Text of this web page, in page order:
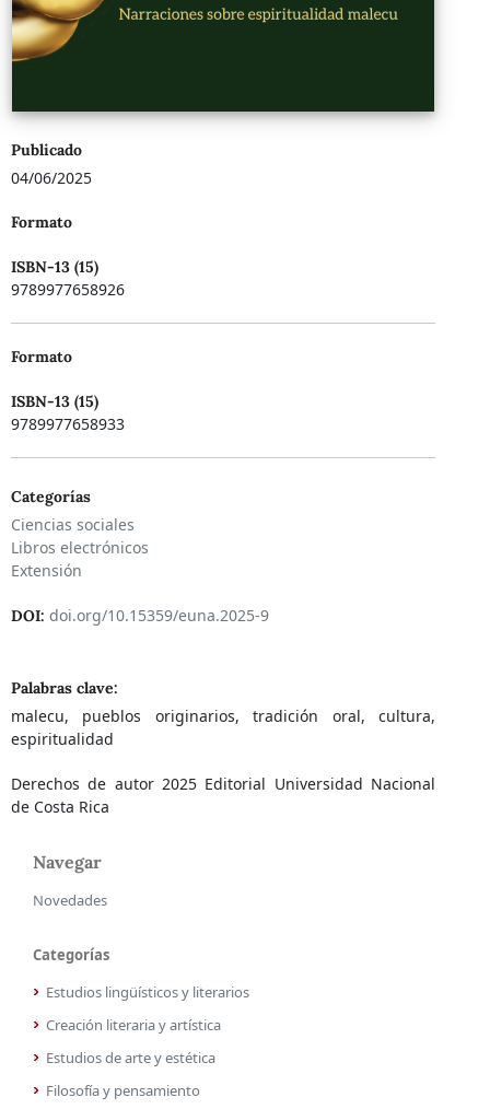
Publicado
04/06/2025
Formato
ISBN-13 (15)
9789977658926
Formato
ISBN-13 (15)
9789977658933
Categorías
Ciencias sociales
Libros electrónicos
Extensión
DOI: doi.org/10.15359/euna.2025-9
Palabras clave:
malecu, pueblos originarios, tradición oral, cultura,
espiritualidad
Derechos de autor 2025 Editorial Universidad Nacional
de Costa Rica
Navegar
Novedades
Categorías
Estudios lingüísticos y literarios
Creación literaria y artística
Estudios de arte y estética
Filosofía y pensamiento